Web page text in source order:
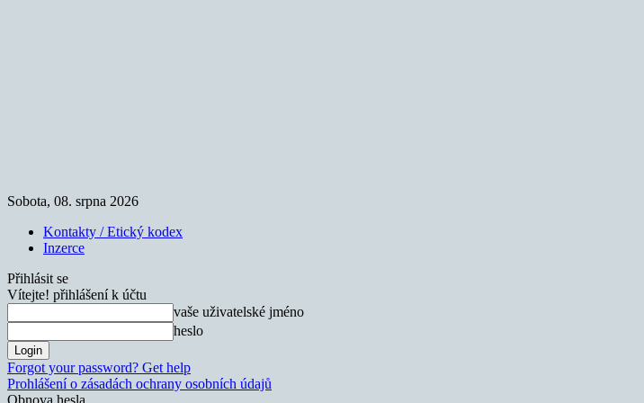
Sobota, 08. srpna 2026
Kontakty / Etický kodex
Inzerce
Přihlásit se
Vítejte! přihlášení k účtu
vaše uživatelské jméno
heslo
Forgot your password? Get help
Prohlášení o zásadách ochrany osobních údajů
Obnova hesla